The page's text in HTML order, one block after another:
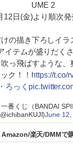
UME 2
12日(金)より順次発
の描き下ろしイラ
イテムが盛りだくさ
っ飛ばすような、
ク！！ https://t.co/
ろっく
番くじ（BANDAI
June
Amazon/楽天/DMMで